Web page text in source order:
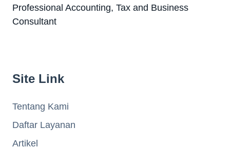
Professional Accounting, Tax and Business
Consultant
Site Link
Tentang Kami
Daftar Layanan
Artikel